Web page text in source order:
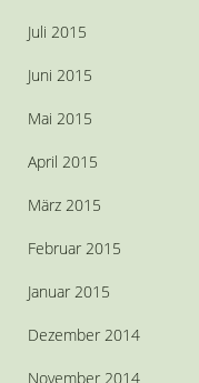
Juli 2015
Juni 2015
Mai 2015
April 2015
März 2015
Februar 2015
Januar 2015
Dezember 2014
November 2014